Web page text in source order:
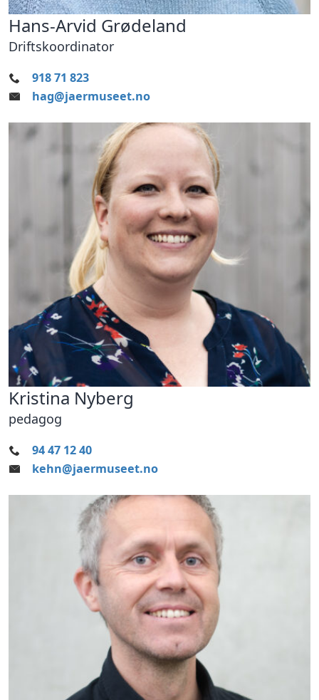
Hans-Arvid Grødeland
Driftskoordinator
918 71 823
hag@jaermuseet.no
Kristina Nyberg
pedagog
94 47 12 40
kehn@jaermuseet.no